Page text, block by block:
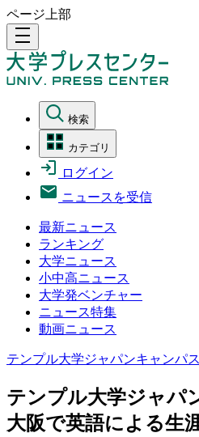
ページ上部
density_medium
検索
カテゴリ
ログイン
ニュースを受信
最新ニュース
ランキング
大学ニュース
小中高ニュース
大学発ベンチャー
ニュース特集
動画ニュース
テンプル大学ジャパンキャンパス
テンプル大学ジャパ
大阪で英語による生